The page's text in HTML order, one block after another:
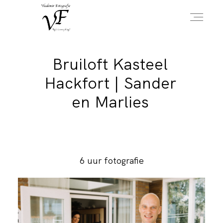
Bruiloft Kasteel
Hackfort | Sander
en Marlies
6 uur fotografie
HOME
PORTFOLIO
OVER MIJ
CONTACT